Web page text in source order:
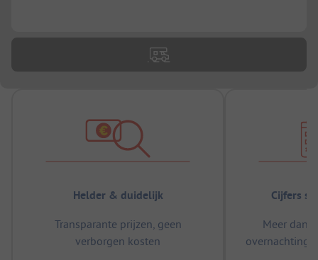
Helder & duidelijk
Transparante prijzen, geen
verborgen kosten
Cijfers
Meer dan